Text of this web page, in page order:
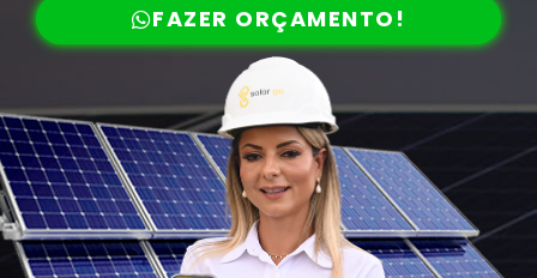
FAZER ORÇAMENTO!